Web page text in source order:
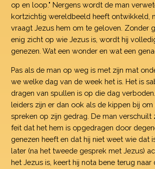
op en loop." Nergens wordt de man
kortzichtig wereldbeeld heeft ontwikkeld,
vraagt Jezus hem om te geloven. Zonder
enig zicht op wie Jezus is, wordt hij
genezen. Wat een wonder en wat een
Pas als de man op weg is met zijn mat
we welke dag van de week het is. Het is
dragen van spullen is op die dag
leiders zijn er dan ook als de kippen bij om
spreken op zijn gedrag. De man verschuilt
feit dat het hem is opgedragen door
genezen heeft en dat hij niet weet wie dat
later (na het tweede gesprek met Jezus)
het Jezus is, keert hij nota bene terug naar